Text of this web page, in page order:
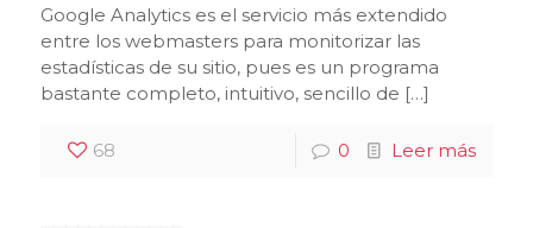
Google Analytics es el servicio más extendido
entre los webmasters para monitorizar las
estadísticas de su sitio, pues es un programa
bastante completo, intuitivo, sencillo de […]
68 0 Leer más